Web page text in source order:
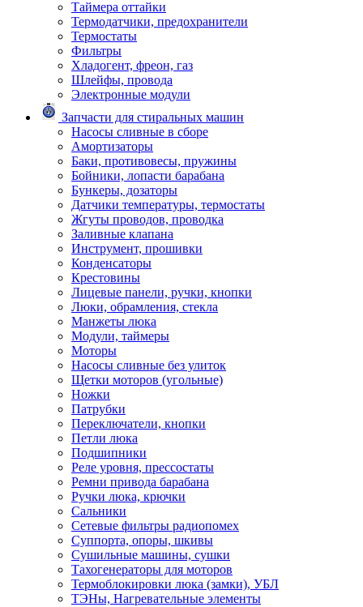
Таймера оттайки
Термодатчики, предохранители
Термостаты
Фильтры
Хладогент, фреон, газ
Шлейфы, провода
Электронные модули
Запчасти для стиральных машин
Насосы сливные в сборе
Амортизаторы
Баки, противовесы, пружины
Бойники, лопасти барабана
Бункеры, дозаторы
Датчики температуры, термостаты
Жгуты проводов, проводка
Заливные клапана
Инструмент, прошивки
Конденсаторы
Крестовины
Лицевые панели, ручки, кнопки
Люки, обрамления, стекла
Манжеты люка
Модули, таймеры
Моторы
Насосы сливные без улиток
Щетки моторов (угольные)
Ножки
Патрубки
Переключатели, кнопки
Петли люка
Подшипники
Реле уровня, прессостаты
Ремни привода барабана
Ручки люка, крючки
Сальники
Сетевые фильтры радиопомех
Суппорта, опоры, шкивы
Сушильные машины, сушки
Тахогенераторы для моторов
Термоблокировки люка (замки), УБЛ
ТЭНы, Нагревательные элементы